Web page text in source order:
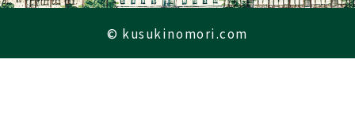
© kusukinomori.com